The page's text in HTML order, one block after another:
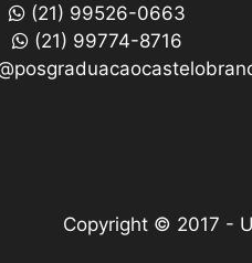
(21) 99526-0663
(21) 99774-8716
Copyright © 2017 -